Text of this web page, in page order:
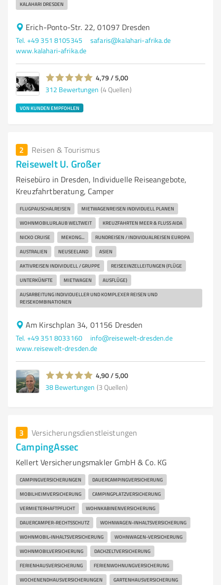
KALAHARI DRESDEN
Erich-Ponto-Str. 22, 01097 Dresden
Tel. +49 351 8105345
safaris@kalahari-afrika.de
www.kalahari-afrika.de
4,79 / 5,00
312 Bewertungen (4 Quellen)
VON KUNDEN EMPFOHLEN
2 Reisen & Tourismus
Reisewelt U. Großer
Reisebüro in Dresden, Individuelle Reiseangebote,
Kreuzfahrtberatung, Camper
FLUGPAUSCHALREISEN MIETWAGENREISEN INDIVIDUELL PLANEN
WOHNMOBILURLAUB WELTWEIT KREUZFAHRTEN MEER & FLUSS AIDA
NICKO CRUISE MEKONG... RUNDREISEN / INDIVIDUALREISEN EUROPA
AUSTRALIEN NEUSEELAND ASIEN
AKTIVREISEN INDIVIDUELL / GRUPPE REISEEINZELLEITUNGEN (FLÜGE
UNTERKÜNFTE MIETWAGEN AUSFLÜGE)
AUSARBEITUNG INDIVIDUELLER UND KOMPLEXER REISEN UND
REISEKOMBINATIONEN
Am Kirschplan 34, 01156 Dresden
Tel. +49 351 8033160
info@reisewelt-dresden.de
www.reisewelt-dresden.de
4,90 / 5,00
38 Bewertungen (3 Quellen)
3 Versicherungsdienstleistungen
CampingAssec
Kellert Versicherungsmakler GmbH & Co. KG
CAMPINGVERSICHERUNGEN DAUERCAMPINGVERSICHERUNG
MOBILHEIMVERSICHERUNG CAMPINGPLATZVERSICHERUNG
VERMIETERHAFTPFLICHT WOHNKABINENVERSICHERUNG
DAUERCAMPER-RECHTSSCHUTZ WOHNWAGEN-INHALTSVERSICHERUNG
WOHNMOBIL-INHALTSVERSICHERUNG WOHNWAGEN-VERSICHERUNG
WOHNMOBILVERSICHERUNG DACHZELTVERSICHERUNG
FERIENHAUSVERSICHERUNG FERIENWOHNUNGVERSICHERUNG
WOCHENENDHAUSVERSICHERUNGEN GARTENHAUSVERSICHERUNG